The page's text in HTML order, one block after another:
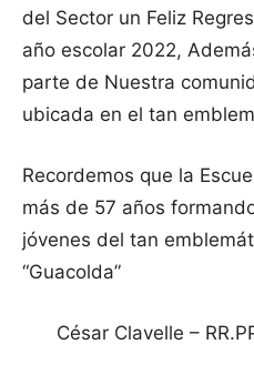
del Sector un Feliz
año escolar 2022,
parte de Nuestra
ubicada en el tan
Recordemos que la
más de 57 años
jóvenes del tan
“Guacolda”
César Clavelle –